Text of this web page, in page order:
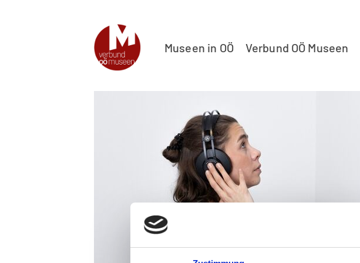
Museen in OÖ Verbund OÖ Museen